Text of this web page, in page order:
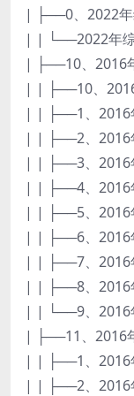
| ├──0、2022
| | └──2022年
| ├──10、2016
| | ├──10、
| | ├──1、2016
| | ├──2、2016
| | ├──3、2016
| | ├──4、2016
| | ├──5、2016
| | ├──6、2016
| | ├──7、2016
| | ├──8、2016
| | └──9、2016
| ├──11、2016
| | ├──1、2016
| | ├──2、2016